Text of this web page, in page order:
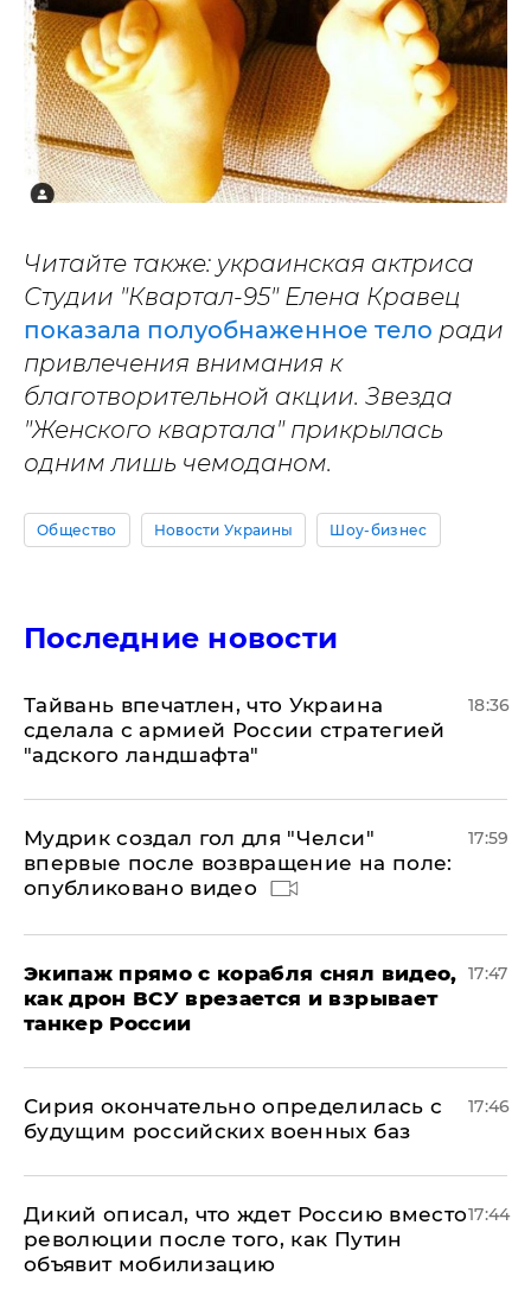
Читайте также: украинская актриса
Студии "Квартал-95" Елена Кравец
показала полуобнаженное тело ради
привлечения внимания к
благотворительной акции. Звезда
"Женского квартала" прикрылась
одним лишь чемоданом.
Общество Новости Украины Шоу-бизнес
Последние новости
Тайвань впечатлен, что Украина
сделала с армией России стратегией
"адского ландшафта"
18:36
Мудрик создал гол для "Челси"
впервые после возвращение на поле:
опубликовано видео
17:59
Экипаж прямо с корабля снял видео,
как дрон ВСУ врезается и взрывает
танкер России
17:47
Сирия окончательно определилась с
будущим российских военных баз
17:46
Дикий описал, что ждет Россию вместо
революции после того, как Путин
объявит мобилизацию
17:44